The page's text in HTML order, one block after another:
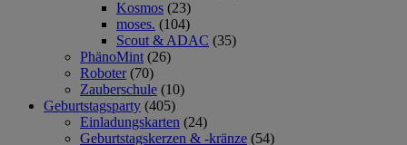
Kosmos (23)
moses. (104)
Scout & ADAC (35)
PhänoMint (26)
Roboter (70)
Zauberschule (10)
Geburtstagsparty (405)
Einladungskarten (24)
Geburtstagskerzen & -kränze (54)